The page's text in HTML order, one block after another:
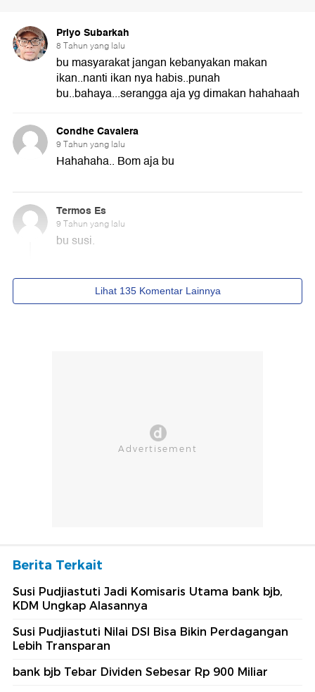
Berita Terkait
Susi Pudjiastuti Jadi Komisaris Utama bank bjb,
KDM Ungkap Alasannya
Susi Pudjiastuti Nilai DSI Bisa Bikin Perdagangan
Lebih Transparan
bank bjb Tebar Dividen Sebesar Rp 900 Miliar